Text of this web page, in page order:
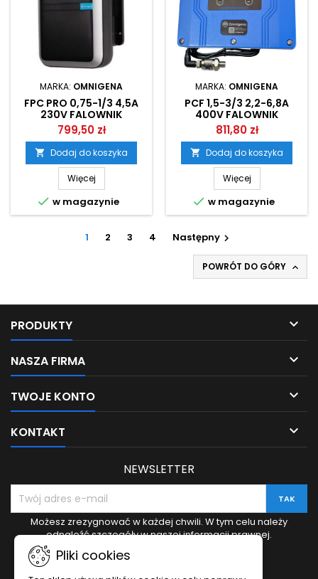
MARKA: OMNIGENA
FPC PRO 0,75-1/3 4,5A
230V FALOWNIK
INWERTER OMNIGENA
799,50 zł
 Dodaj do koszyka
Więcej
 w magazynie
MARKA: OMNIGENA
PCF 1,5-3/3 2,2-6,8A
400V FALOWNIK
INWERTER OMNIGENA
811,80 zł
 Dodaj do koszyka
Więcej
 w magazynie
1 2 3 4 Następny 
POWRÓT DO GÓRY 
PRODUKTY 
NASZA FIRMA 
TWOJE KONTO 
KONTAKT 
Pliki cookies
NEWSLETTER
Możesz zrezygnować w każdej chwili. W tym celu należy
odnaleźć szczegóły w naszej informacji prawnej.